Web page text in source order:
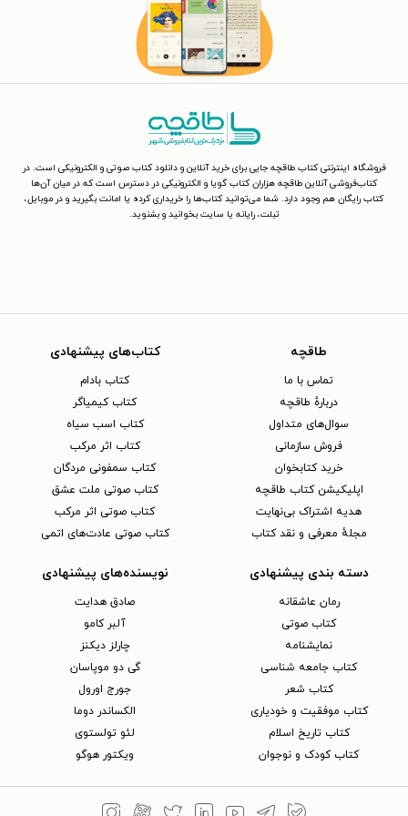
فروشگاه اینترنتی کتاب طاقچه جایی برای خرید آنلاین و دانلود کتاب صوتی و الکترونیکی است. در
کتاب‌فروشی آنلاین طاقچه هزاران کتاب گویا و الکترونیکی در دسترس است که در میان آن‌ها
کتاب رایگان هم وجود دارد. شما می‌توانید کتاب‌ها را خریداری کرده یا امانت بگیرید و در موبایل،
تبلت، رایانه یا سایت بخوانید و بشنوید.
طاقچه
تماس با ما
دربارهٔ طاقچه
سوال‌های متداول
فروش سازمانی
خرید کتابخوان
اپلیکیشن کتاب طاقچه
هدیه اشتراک بی‌نهایت
مجلهٔ معرفی و نقد کتاب
کتاب‌های پیشنهادی
کتاب بادام
کتاب کیمیاگر
کتاب اسب سیاه
کتاب اثر مرکب
کتاب سمفونی مردگان
کتاب صوتی ملت عشق
کتاب صوتی اثر مرکب
کتاب صوتی عادت‌های اتمی
دسته بندی پیشنهادی
رمان عاشقانه
کتاب‌ صوتی
نمایشنامه
کتاب جامعه شناسی
کتاب شعر
کتاب موفقیت و خودیاری
کتاب تاریخ اسلام
کتاب کودک و نوجوان
نویسنده‌های پیشنهادی
صادق هدایت
آلبر کامو
چارلز دیکنز
گی دو موپاسان
جورج اورول
الکساندر دوما
لئو تولستوی
ویکتور هوگو